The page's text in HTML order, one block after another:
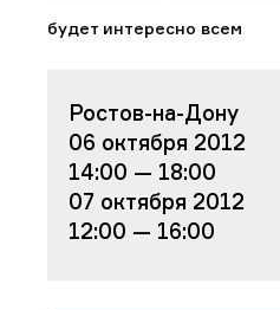
будет интересно всем
Ростов-на-Дону
06 октября 2012
14:00 — 18:00
07 октября 2012
12:00 — 16:00